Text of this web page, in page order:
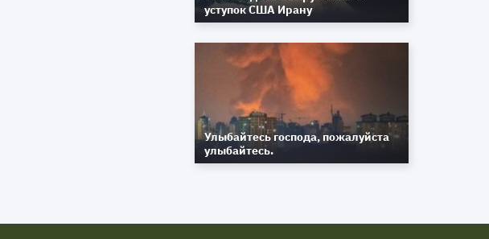
уступок США Ирану
Улыбайтесь господа, пожалуйста
улыбайтесь.